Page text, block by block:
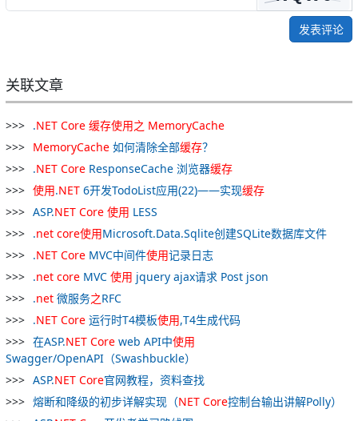
发表评论
关联文章
.NET Core 缓存使用之 MemoryCache
MemoryCache 如何清除全部缓存？
.NET Core ResponseCache 浏览器缓存
使用.NET 6开发TodoList应用(22)——实现缓存
ASP.NET Core 使用 LESS
.net core使用Microsoft.Data.Sqlite创建SQLite数据库文件
.NET Core MVC中间件使用记录日志
.net core MVC 使用 jquery ajax请求 Post json
.net 微服务之RFC
.NET Core 运行时T4模板使用,T4生成代码
在ASP.NET Core web API中使用
Swagger/OpenAPI（Swashbuckle）
ASP.NET Core官网教程，资料查找
熔断和降级的初步详解实现（NET Core控制台输出讲解Polly）